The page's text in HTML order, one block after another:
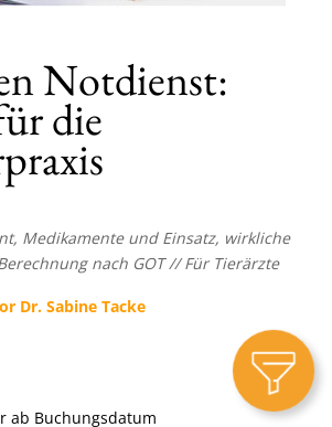
Notdienst:
die
Medikamente und Einsatz, wirkliche
nach GOT // Für Tierärzte
Dr. Sabine Tacke
ab Buchungsdatum